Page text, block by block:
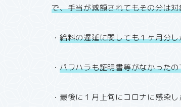
で、手当が減額されてもその分は
・ 給料の遅延に関しても１ヶ月分
・ パワハラも証明書等がなかった
・最後に１月上旬にコロナに感染